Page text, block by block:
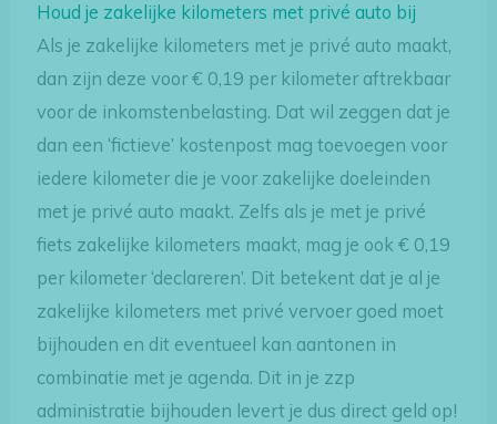
Houd je zakelijke kilometers met privé auto bij
Als je zakelijke kilometers met je privé auto maakt,
dan zijn deze voor € 0,19 per kilometer aftrekbaar
voor de inkomstenbelasting. Dat wil zeggen dat je
dan een ‘fictieve’ kostenpost mag toevoegen voor
iedere kilometer die je voor zakelijke doeleinden
met je privé auto maakt. Zelfs als je met je privé
fiets zakelijke kilometers maakt, mag je ook € 0,19
per kilometer ‘declareren’. Dit betekent dat je al je
zakelijke kilometers met privé vervoer goed moet
bijhouden en dit eventueel kan aantonen in
combinatie met je agenda. Dit in je zzp
administratie bijhouden levert je dus direct geld op!